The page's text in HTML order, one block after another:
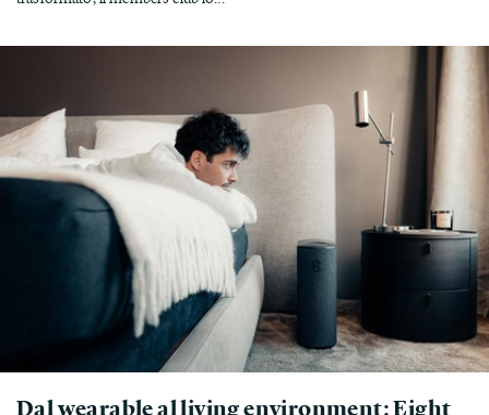
Dal wearable al living environment: Eight